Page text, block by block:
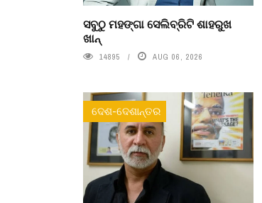
ସବୁଠୁ ମହଙ୍ଗା ସେଲିବ୍ରିଟି ଶାହରୁଖ
ଖାନ୍
14895 AUG 06, 2026
ଦେଶ-ଦେଶାନ୍ତର